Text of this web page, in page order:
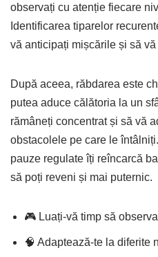
observați cu atenție fiecare
Identificarea tiparelor
vă anticipați mișcările și să
După aceea, răbdarea este
putea aduce călătoria la un
rămâneți concentrat și să vă
obstacolele pe care le
pauze regulate îți reîncarcă
să poți reveni și mai puternic.
🎮 Luați-vă timp să
🧠 Adaptează-te la diferite